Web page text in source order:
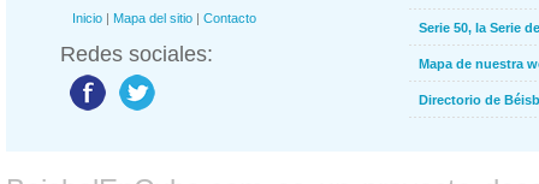
Inicio | Mapa del sitio | Contacto
Redes sociales:
Serie 50, la Serie
Mapa de nuestra
Directorio de